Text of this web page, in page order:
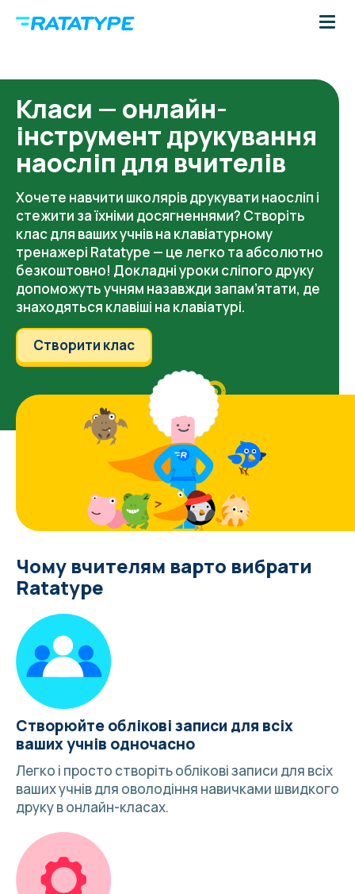
Класи — онлайн-
інструмент друкування
наосліп для вчителів
Хочете навчити школярів друкувати наосліп і
стежити за їхніми досягненнями? Створіть
клас для ваших учнів на клавіатурному
тренажері Ratatype — це легко та абсолютно
безкоштовно! Докладні уроки сліпого друку
допоможуть учням назавжди запам’ятати, де
знаходяться клавіші на клавіатурі.
Створити клас
Чому вчителям варто вибрати
Ratatype
Створюйте облікові записи для всіх
ваших учнів одночасно
Легко і просто створіть облікові записи для всіх
ваших учнів для оволодіння навичками швидкого
друку в онлайн-класах.